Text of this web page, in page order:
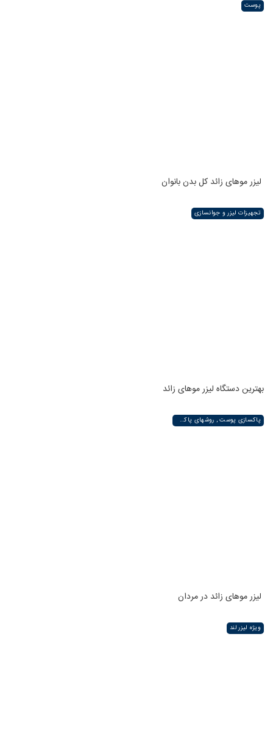
پوست
لیزر موهای زائد کل بدن بانوان
تجهیزات لیزر و جوانسازی
بهترین دستگاه لیزر موهای زائد
پاکسازی پوست , روشهای پاکسازی پوست صورت و دست , پاکسازی انواع مختلف پوست | لیزر لند
لیزر موهای زائد در مردان
ویژه لیزر لند